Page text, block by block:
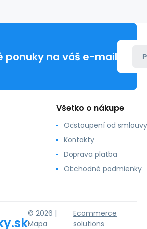
ponuky na váš e-mail
Všetko o nákupe
Odstoupení od smlouvy
Kontakty
Doprava platba
Obchodné podmienky
© 2026 |
Mapa
Ecommerce
solutions